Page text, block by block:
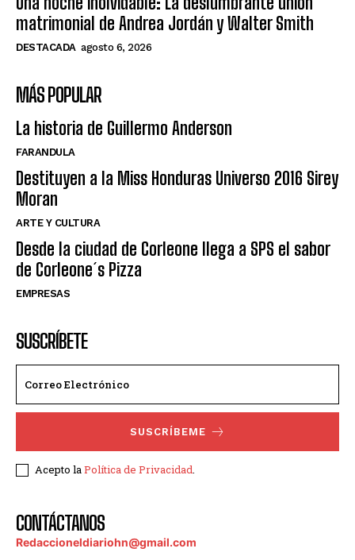
matrimonial de Andrea Jordán y Walter Smith
DESTACADA agosto 6, 2026
MÁS POPULAR
La historia de Guillermo Anderson
FARANDULA
Destituyen a la Miss Honduras Universo 2016 Sirey
Moran
ARTE Y CULTURA
Desde la ciudad de Corleone llega a SPS el sabor
de Corleone´s Pizza
EMPRESAS
SUSCRÍBETE
SUSCRÍBEME
Acepto laPolítica de Privacidad.
CONTÁCTANOS
Redaccioneldiariohn@gmail.com